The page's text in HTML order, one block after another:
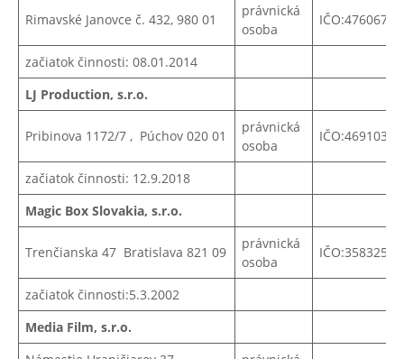
Rimavské Janovce č. 432, 980 01
právnická
osoba
IČO:47606738
začiatok činnosti: 08.01.2014
LJ Production, s.r.o.
Pribinova 1172/7 , Púchov 020 01
právnická
osoba
IČO:46910387
začiatok činnosti: 12.9.2018
Magic Box Slovakia, s.r.o.
Trenčianska 47 Bratislava 821 09
právnická
osoba
IČO:35832550
začiatok činnosti:5.3.2002
Media Film, s.r.o.